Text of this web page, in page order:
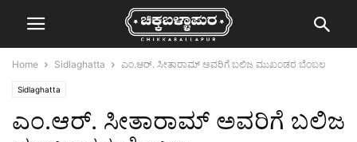
Home Sidlaghatta ಎಂ.ಆರ್. ಸೀತಾರಾಮ್ ಅವರಿಗೆ ಬಲಿಜ ಮುಖಂಡರ ಬೆಂಬಲ
Sidlaghatta
ಎಂ.ಆರ್. ಸೀತಾರಾಮ್ ಅವರಿಗೆ ಬಲಿಜ